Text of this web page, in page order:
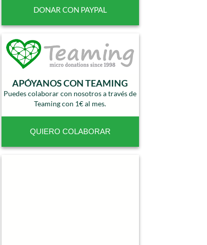
APÓYANOS CON TEAMING
Puedes colaborar con nosotros a través de
Teaming con 1€ al mes.
QUIERO COLABORAR